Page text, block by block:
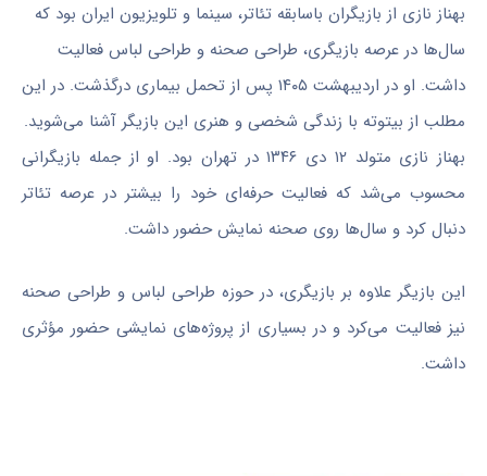
بهناز نازی از بازیگران باسابقه تئاتر، سینما و تلویزیون ایران بود که
سال‌ها در عرصه بازیگری، طراحی صحنه و طراحی لباس فعالیت
داشت. او در اردیبهشت ۱۴۰۵ پس از تحمل بیماری درگذشت. در این
مطلب از بیتوته با زندگی شخصی و هنری این بازیگر آشنا می‌شوید.
بهناز نازی متولد ۱۲ دی ۱۳۴۶ در تهران بود. او از جمله بازیگرانی
محسوب می‌شد که فعالیت حرفه‌ای خود را بیشتر در عرصه تئاتر
دنبال کرد و سال‌ها روی صحنه نمایش حضور داشت.
این بازیگر علاوه بر بازیگری، در حوزه طراحی لباس و طراحی صحنه
نیز فعالیت می‌کرد و در بسیاری از پروژه‌های نمایشی حضور مؤثری
داشت.